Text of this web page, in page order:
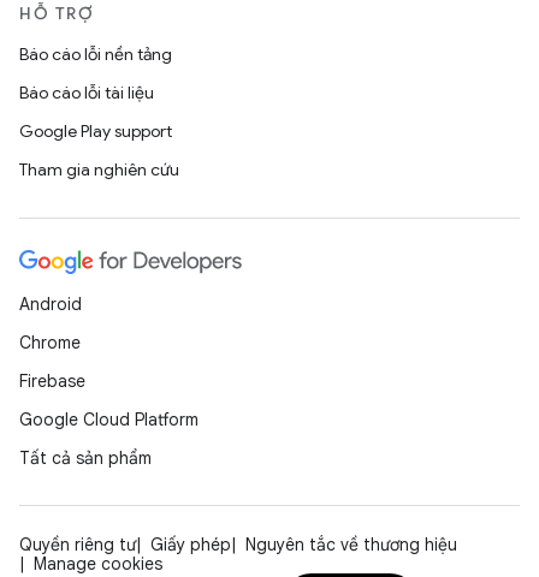
HỖ TRỢ
Báo cáo lỗi nền tảng
Báo cáo lỗi tài liệu
Google Play support
Tham gia nghiên cứu
Android
Chrome
Firebase
Google Cloud Platform
Tất cả sản phẩm
Quyền riêng tư Giấy phép
Nguyên tắc về thương hiệu
Manage cookies